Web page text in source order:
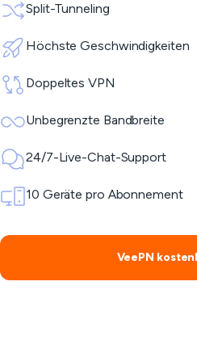
Split-Tunneling
Höchste Geschwindigkeiten
Doppeltes VPN
Unbegrenzte Bandbreite
24/7-Live-Chat-Support
10 Geräte pro Abonnement
VeePN